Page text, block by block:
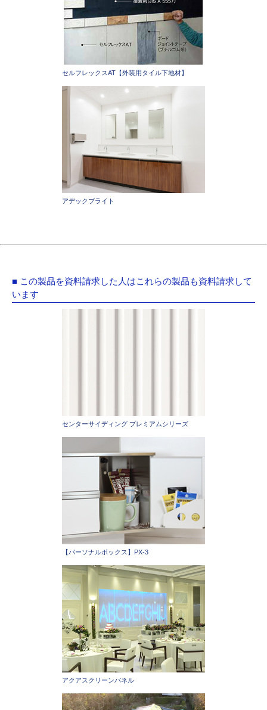
セルフレックスAT【外装用タイル下地材】
アデックブライト
■ この製品を資料請求した人はこれらの製品も資料請求して
います
センターサイディング プレミアムシリーズ
【パーソナルボックス】PX-3
アクアスクリーンパネル